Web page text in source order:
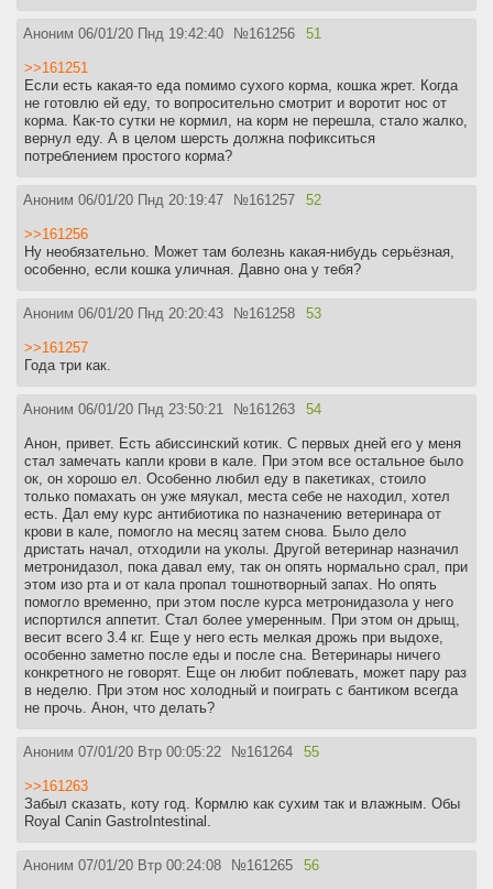
Аноним 06/01/20 Пнд 19:42:40 №161256 51
>>161251
Если есть какая-то еда помимо сухого корма, кошка жрет. Когда
не готовлю ей еду, то вопросительно смотрит и воротит нос от
корма. Как-то сутки не кормил, на корм не перешла, стало жалко,
вернул еду. А в целом шерсть должна пофикситься
потреблением простого корма?
Аноним 06/01/20 Пнд 20:19:47 №161257 52
>>161256
Ну необязательно. Может там болезнь какая-нибудь серьёзная,
особенно, если кошка уличная. Давно она у тебя?
Аноним 06/01/20 Пнд 20:20:43 №161258 53
>>161257
Года три как.
Аноним 06/01/20 Пнд 23:50:21 №161263 54
Анон, привет. Есть абиссинский котик. С первых дней его у меня
стал замечать капли крови в кале. При этом все остальное было
ок, он хорошо ел. Особенно любил еду в пакетиках, стоило
только помахать он уже мяукал, места себе не находил, хотел
есть. Дал ему курс антибиотика по назначению ветеринара от
крови в кале, помогло на месяц затем снова. Было дело
дристать начал, отходили на уколы. Другой ветеринар назначил
метронидазол, пока давал ему, так он опять нормально срал, при
этом изо рта и от кала пропал тошнотворный запах. Но опять
помогло временно, при этом после курса метронидазола у него
испортился аппетит. Стал более умеренным. При этом он дрыщ,
весит всего 3.4 кг. Еще у него есть мелкая дрожь при выдохе,
особенно заметно после еды и после сна. Ветеринары ничего
конкретного не говорят. Еще он любит поблевать, может пару раз
в неделю. При этом нос холодный и поиграть с бантиком всегда
не прочь. Анон, что делать?
Аноним 07/01/20 Втр 00:05:22 №161264 55
>>161263
Забыл сказать, коту год. Кормлю как сухим так и влажным. Обы
Royal Canin GastroIntestinal.
Аноним 07/01/20 Втр 00:24:08 №161265 56